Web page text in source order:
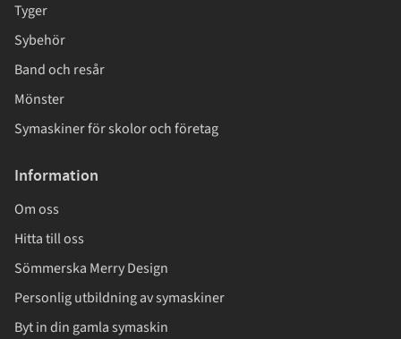
Tyger
Sybehör
Band och resår
Mönster
Symaskiner för skolor och företag
Information
Om oss
Hitta till oss
Sömmerska Merry Design
Personlig utbildning av symaskiner
Byt in din gamla symaskin